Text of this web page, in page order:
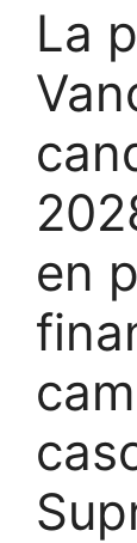
La
en